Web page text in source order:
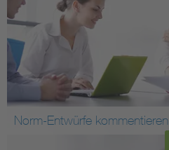
Norm-Entwürfe kommentieren